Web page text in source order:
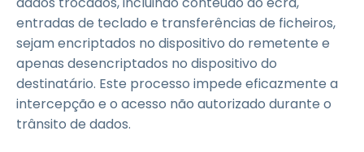
entradas de teclado e transferências de ficheiros,
sejam encriptados no dispositivo do remetente e
apenas desencriptados no dispositivo do
destinatário. Este processo impede eficazmente a
intercepção e o acesso não autorizado durante o
trânsito de dados.